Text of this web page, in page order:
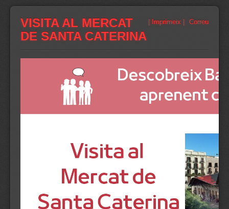
Correu
| Imprimeix |
VISITA AL MERCAT
DE SANTA CATERINA